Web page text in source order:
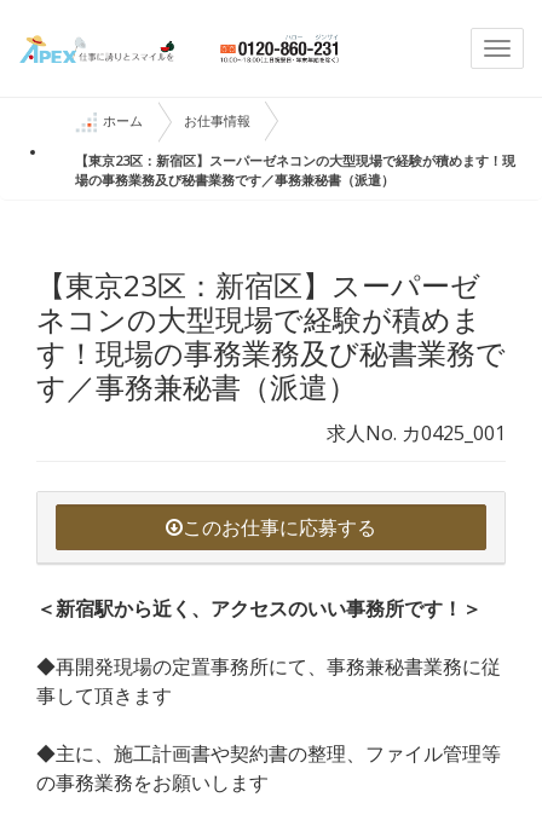
ホーム お仕事情報
【東京23区：新宿区】スーパーゼネコンの大型現場で経験が積めます！現
場の事務業務及び秘書業務です／事務兼秘書（派遣）
【東京23区：新宿区】スーパーゼ
ネコンの大型現場で経験が積めま
す！現場の事務業務及び秘書業務で
す／事務兼秘書（派遣）
求人No. カ0425_001
このお仕事に応募する
＜新宿駅から近く、アクセスのいい事務所です！＞
◆再開発現場の定置事務所にて、事務兼秘書業務に従
事して頂きます
◆主に、施工計画書や契約書の整理、ファイル管理等
の事務業務をお願いします